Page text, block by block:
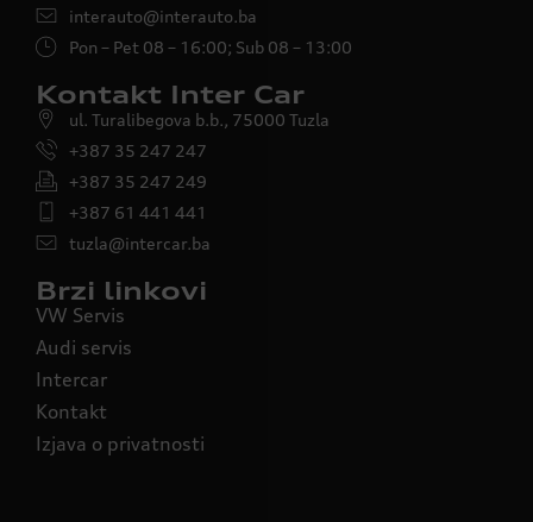
interauto@interauto.ba
Pon – Pet 08 – 16:00; Sub 08 – 13:00
Kontakt Inter Car
ul. Turalibegova b.b., 75000 Tuzla
+387 35 247 247
+387 35 247 249
+387 61 441 441
tuzla@intercar.ba
Brzi linkovi
VW Servis
Audi servis
Intercar
Kontakt
Izjava o privatnosti